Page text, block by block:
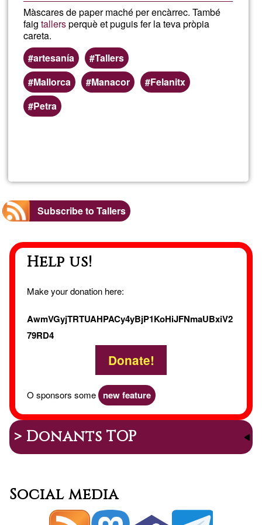
Màscares de paper maché per encàrrec. També
faigtallersperquè et puguis fer la teva pròpia
careta.
artesanía
Tallers
Mallorca
Manacor
Felanitx
Petra
Subscribe to Tallers
Help us!
Make your donation here:
AwmVGyjTRTUAHPACy4yBjP1KoHiJFNmaUBxiV2
79RD4
Donate!
O sponsors some new feature
> Donants TOP
Social media